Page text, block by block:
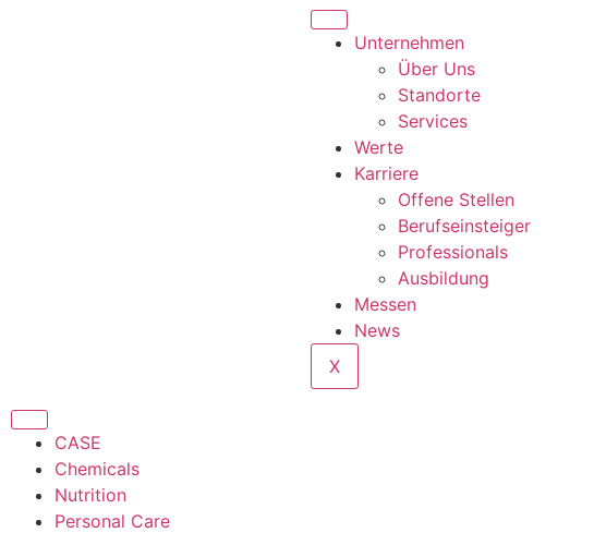
Unternehmen
Über Uns
Standorte
Services
Werte
Karriere
Offene Stellen
Berufseinsteiger
Professionals
Ausbildung
Messen
News
X
CASE
Chemicals
Nutrition
Personal Care